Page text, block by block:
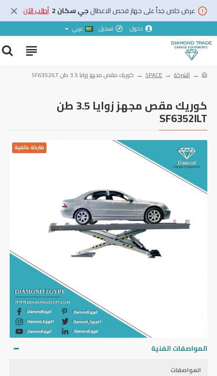
عرض خاص جداً على جهاز فحص الاعطالجي سكان 2 أطلب الآن
دخول تسجيل عربي
الشركة SPACE كوريك مقص مجهز زوايا 3.5 طن SF6352ILT
كوريك مقص مجهز زوايا 3.5 طن
SF6352ILT
ماركة عالمية
المواصفات الفنية
المواصفات